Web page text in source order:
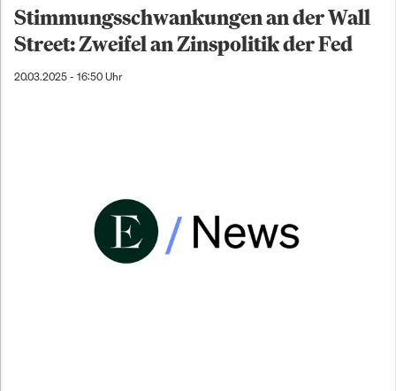
Stimmungsschwankungen an der Wall
Street: Zweifel an Zinspolitik der Fed
20.03.2025 - 16:50 Uhr